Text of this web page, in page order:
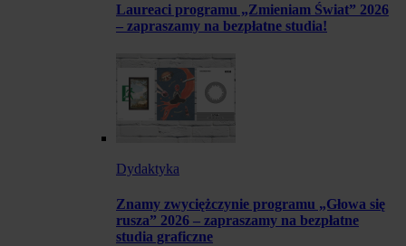
Laureaci programu „Zmieniam Świat” 2026
– zapraszamy na bezpłatne studia!
Dydaktyka
Znamy zwyciężczynie programu „Głowa się
rusza” 2026 – zapraszamy na bezpłatne
studia graficzne